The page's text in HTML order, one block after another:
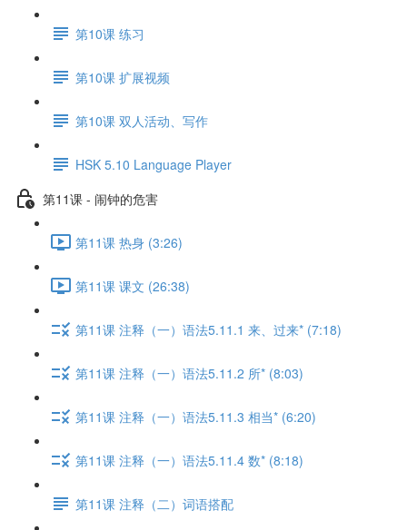
第10课 练习
第10课 扩展视频
第10课 双人活动、写作
HSK 5.10 Language Player
第11课 - 闹钟的危害
第11课 热身 (3:26)
第11课 课文 (26:38)
第11课 注释（一）语法5.11.1 来、过来* (7:18)
第11课 注释（一）语法5.11.2 所* (8:03)
第11课 注释（一）语法5.11.3 相当* (6:20)
第11课 注释（一）语法5.11.4 数* (8:18)
第11课 注释（二）词语搭配